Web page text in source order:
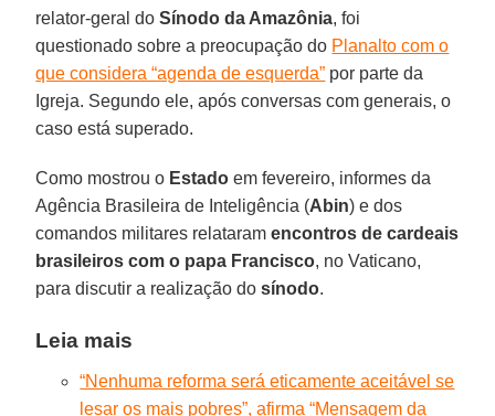
relator-geral doSínodo da Amazônia, foi
questionado sobre a preocupação do Planalto com o
que considera “agenda de esquerda” por parte da
Igreja. Segundo ele, após conversas com generais, o
caso está superado.
Como mostrou o Estado em fevereiro, informes da
Agência Brasileira de Inteligência (Abin) e dos
comandos militares relataramencontros de cardeais
brasileiros com o papa Francisco, no Vaticano,
para discutir a realização dosínodo.
Leia mais
“Nenhuma reforma será eticamente aceitável se
lesar os mais pobres”, afirma “Mensagem da